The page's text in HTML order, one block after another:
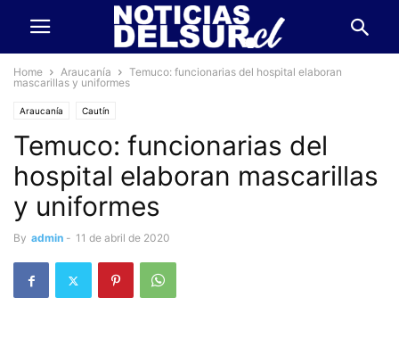
Home Araucanía
Temuco: funcionarias del hospital elaboran
mascarillas y uniformes
Araucanía Cautín
Temuco: funcionarias del
hospital elaboran mascarillas
y uniformes
By admin - 11 de abril de 2020